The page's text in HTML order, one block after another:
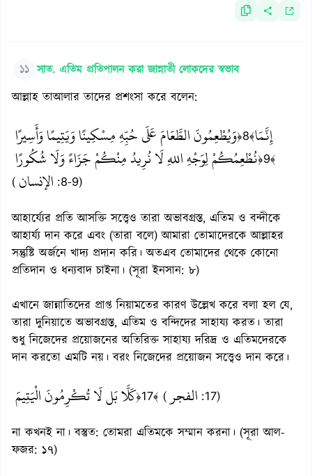
১১ সাত. এতিম প্রতিপালন করা জান্নাতী লোকদের স্বভাব
আল্লাহ তাআলার তাদের প্রশংসা করে বলেন:
وَيُطْعِمُونَ الطَّعَامَ عَلَى حُبِّهِ مِسْكِينًا وَيَتِيمًا وَأَسِيرًا﴿8﴾إِنَّمَا
نُطْعِمُكُمْ لِوَجْهِ اللهِ لَا نُرِيدُ مِنْكُمْ جَزَاءً وَلَا شُكُورًا﴿9﴾
( الإنسان :8-9)
আহার্য্যের প্রতি আসক্তি সত্ত্বেও তারা অভাবগ্রস্ত, এতিম ও বন্দীকে
আহার্য্য দান করে এবং (তারা বলে) আমারা তোমাদেরকে আল্লাহর
সন্তুষ্টি অর্জনে খাদ্য প্রদান করি। অতএব তোমাদের থেকে কোনো
প্রতিদান ও ধন্যবাদ চাইনা। (সূরা ইনসান: ৮)
এখানে জান্নাতিদের প্রাপ্ত নিয়ামতের কারণ উল্লেখ করে বলা হল যে,
তারা দুনিয়াতে অভাবগ্রস্ত, এতিম ও বন্দিদের সাহায্য করত। তারা
শুধু নিজেদের প্রয়োজনের অতিরিক্ত সাহায্য দরিদ্র ও এতিমদেরকে
দান করতো এমটি নয়। বরং নিজেদের প্রয়োজন সত্ত্বেও দান করে।
كَلَّا بَل لَا تُكْرِمُونَ الْيَتِيمَ﴿17﴾ ( الفجر :17)
না কখনই না। বস্তুত: তোমরা এতিমকে সম্মান করনা। (সূরা আল-
ফজর: ১৭)